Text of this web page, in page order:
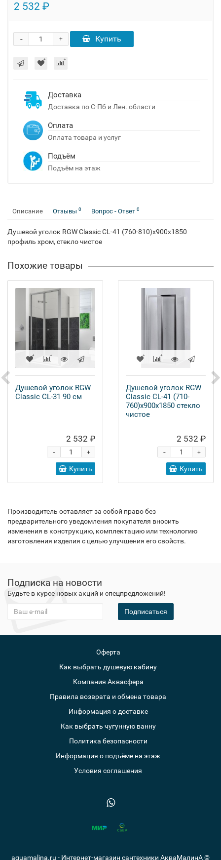
2 532 ₽
+
- Купить
Доставка
Доставка по С-Пб и Лен. области
Оплата
Оплата товара и услуг
Подъём
Подъём на этаж
Описание Отзывы 0 Вопрос - Ответ 0
Душевой уголок RGW Classic CL-41 (760-810)x900x1850
профиль хром, стекло чистое
Похожие товары
Душевой уголок RGW
Classic CL-31 90 см
2 532 ₽
+
-
Купить
Душевой уголок RGW
Classic CL-41 (710-
760)x900x1850 стекло
чистое
2 532 ₽
+
-
Купить
Производитель оставляет за собой право без
предварительного уведомления покупателя вносить
изменения в конструкцию, комплектацию или технологию
изготовления изделия с целью улучшения его свойств.
Подписка на новости
Будьте в курсе новых акций и спецпредложений!
Подписаться
Оферта
Как выбрать душевую кабину
Компания Аквасфера
Правила возврата и обмена товара
Информация о доставке
Как выбрать чугунную ванну
Политика безопасности
Информация о подъёме на этаж
Условия соглашения
aquamalina.ru - Интернет-магазин сантехники АкваМалинА ©